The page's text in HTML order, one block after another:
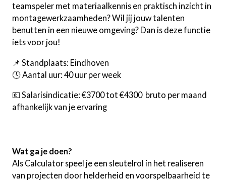
teamspeler met materiaalkennis en praktisch inzicht in
montagewerkzaamheden? Wil jij jouw talenten
benutten in een nieuwe omgeving? Dan is deze functie
iets voor jou!
📌 Standplaats: Eindhoven
🕓 Aantal uur: 40 uur per week
💶 Salarisindicatie: €3700 tot €4300 bruto per maand
afhankelijk van je ervaring
Wat ga je doen?
Als Calculator speel je een sleutelrol in het realiseren
van projecten door helderheid en voorspelbaarheid te